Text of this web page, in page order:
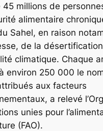
45 millions de
alimentaire
Sahel, en raison
de la
climatique. Chaque
environ 250 000 le
aux facteurs
a relevé
unies pour
(FAO).